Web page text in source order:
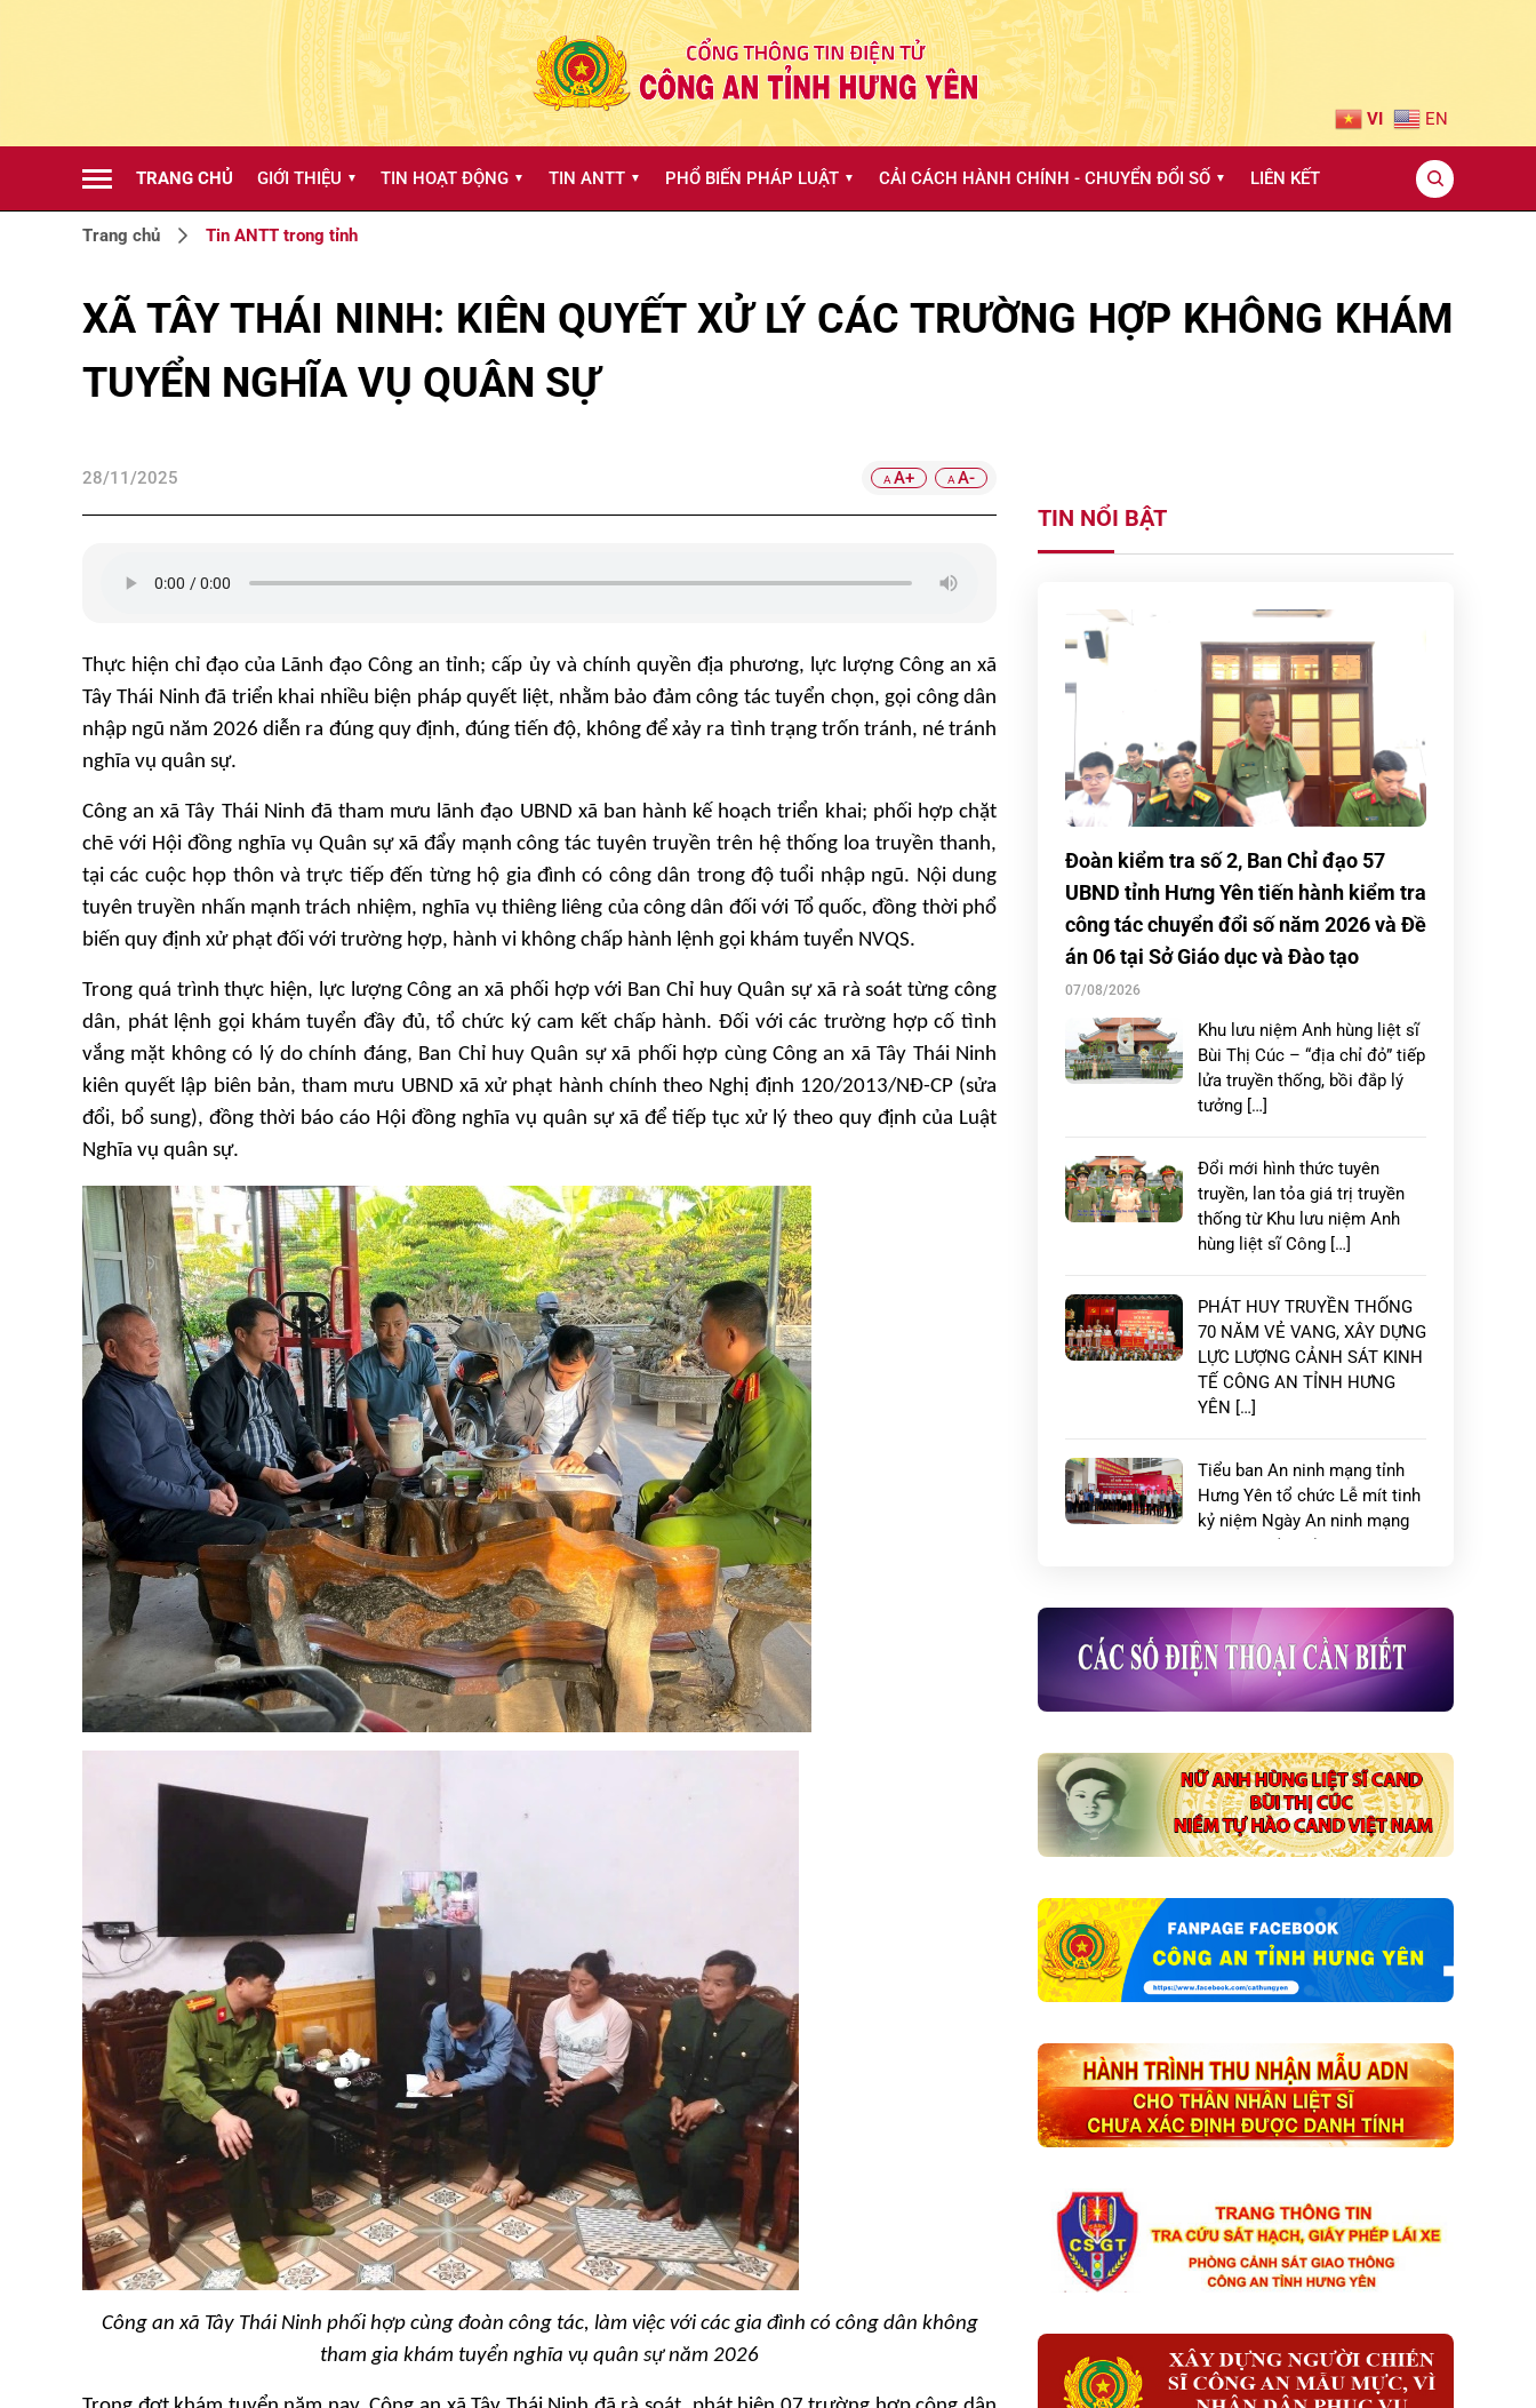
VI EN
TRANG CHỦ GIỚI THIỆU ▼ TIN HOẠT ĐỘNG ▼ TIN ANTT ▼ PHỔ BIẾN PHÁP LUẬT ▼ CẢI CÁCH HÀNH CHÍNH - CHUYỂN ĐỔI SỐ ▼ LIÊN KẾT
Trang chủ Tin ANTT trong tỉnh
XÃ TÂY THÁI NINH: KIÊN QUYẾT XỬ LÝ CÁC TRƯỜNG HỢP KHÔNG KHÁM
TUYỂN NGHĨA VỤ QUÂN SỰ
28/11/2025 A A+ A A-
Thực hiện chỉ đạo của Lãnh đạo Công an tỉnh; cấp ủy và chính quyền địa phương, lực lượng Công an xã
Tây Thái Ninh đã triển khai nhiều biện pháp quyết liệt, nhằm bảo đảm công tác tuyển chọn, gọi công dân
nhập ngũ năm 2026 diễn ra đúng quy định, đúng tiến độ, không để xảy ra tình trạng trốn tránh, né tránh
nghĩa vụ quân sự.
Công an xã Tây Thái Ninh đã tham mưu lãnh đạo UBND xã ban hành kế hoạch triển khai; phối hợp chặt
chẽ với Hội đồng nghĩa vụ Quân sự xã đẩy mạnh công tác tuyên truyền trên hệ thống loa truyền thanh,
tại các cuộc họp thôn và trực tiếp đến từng hộ gia đình có công dân trong độ tuổi nhập ngũ. Nội dung
tuyên truyền nhấn mạnh trách nhiệm, nghĩa vụ thiêng liêng của công dân đối với Tổ quốc, đồng thời phổ
biến quy định xử phạt đối với trường hợp, hành vi không chấp hành lệnh gọi khám tuyển NVQS.
Trong quá trình thực hiện, lực lượng Công an xã phối hợp với Ban Chỉ huy Quân sự xã rà soát từng công
dân, phát lệnh gọi khám tuyển đầy đủ, tổ chức ký cam kết chấp hành. Đối với các trường hợp cố tình
vắng mặt không có lý do chính đáng, Ban Chỉ huy Quân sự xã phối hợp cùng Công an xã Tây Thái Ninh
kiên quyết lập biên bản, tham mưu UBND xã xử phạt hành chính theo Nghị định 120/2013/NĐ-CP (sửa
đổi, bổ sung), đồng thời báo cáo Hội đồng nghĩa vụ quân sự xã để tiếp tục xử lý theo quy định của Luật
Nghĩa vụ quân sự.
Công an xã Tây Thái Ninh phối hợp cùng đoàn công tác, làm việc với các gia đình có công dân không
tham gia khám tuyển nghĩa vụ quân sự năm 2026
TIN NỔI BẬT
Đoàn kiểm tra số 2, Ban Chỉ đạo 57
UBND tỉnh Hưng Yên tiến hành kiểm tra
công tác chuyển đổi số năm 2026 và Đề
án 06 tại Sở Giáo dục và Đào tạo
07/08/2026
Khu lưu niệm Anh hùng liệt sĩ
Bùi Thị Cúc – “địa chỉ đỏ” tiếp
lửa truyền thống, bồi đắp lý
tưởng […]
Đổi mới hình thức tuyên
truyền, lan tỏa giá trị truyền
thống từ Khu lưu niệm Anh
hùng liệt sĩ Công […]
PHÁT HUY TRUYỀN THỐNG
70 NĂM VẺ VANG, XÂY DỰNG
LỰC LƯỢNG CẢNH SÁT KINH
TẾ CÔNG AN TỈNH HƯNG
YÊN […]
Tiểu ban An ninh mạng tỉnh
Hưng Yên tổ chức Lễ mít tinh
kỷ niệm Ngày An ninh mạng
Việt Nam (06/8)